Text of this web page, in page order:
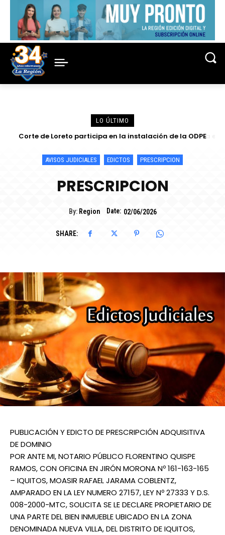
LO ÚLTIMO
Presidente del directorio de Electro Oriente supervisa en
servicio eléctrico
AVISOS JUDICIALES EDICTOS PRESCRIPCION
PRESCRIPCION
By: Region Date: 02/06/2026
SHARE:
PUBLICACIÓN Y EDICTO DE PRESCRIPCIÓN ADQUISITIVA
DE DOMINIO
POR ANTE MI, NOTARIO PÚBLICO FLORENTINO QUISPE
RAMOS, CON OFICINA EN JIRÓN MORONA Nº 161-163-165
– IQUITOS, MOASIR RAFAEL JARAMA COBLENTZ,
AMPARADO EN LA LEY NUMERO 27157, LEY Nº 27333 Y D.S.
008-2000-MTC, SOLICITA SE LE DECLARE PROPIETARIO DE
UNA PARTE DEL BIEN INMUEBLE UBICADO EN LA ZONA
DENOMINADA NUEVA VILLA, DEL DISTRITO DE IQUITOS,